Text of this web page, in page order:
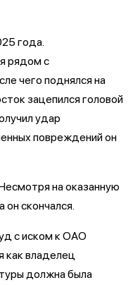
года.
рядом с
чего поднялся на
зацепился головой
удар
повреждений он
на оказанную
скончался.
с иском к ОАО
как владелец
должна была